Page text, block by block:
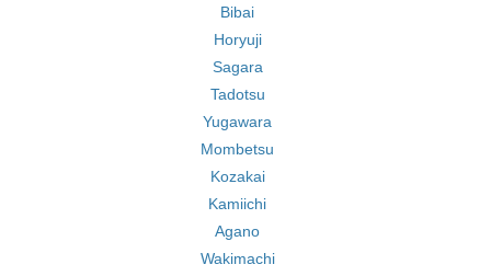
Bibai
Horyuji
Sagara
Tadotsu
Yugawara
Mombetsu
Kozakai
Kamiichi
Agano
Wakimachi